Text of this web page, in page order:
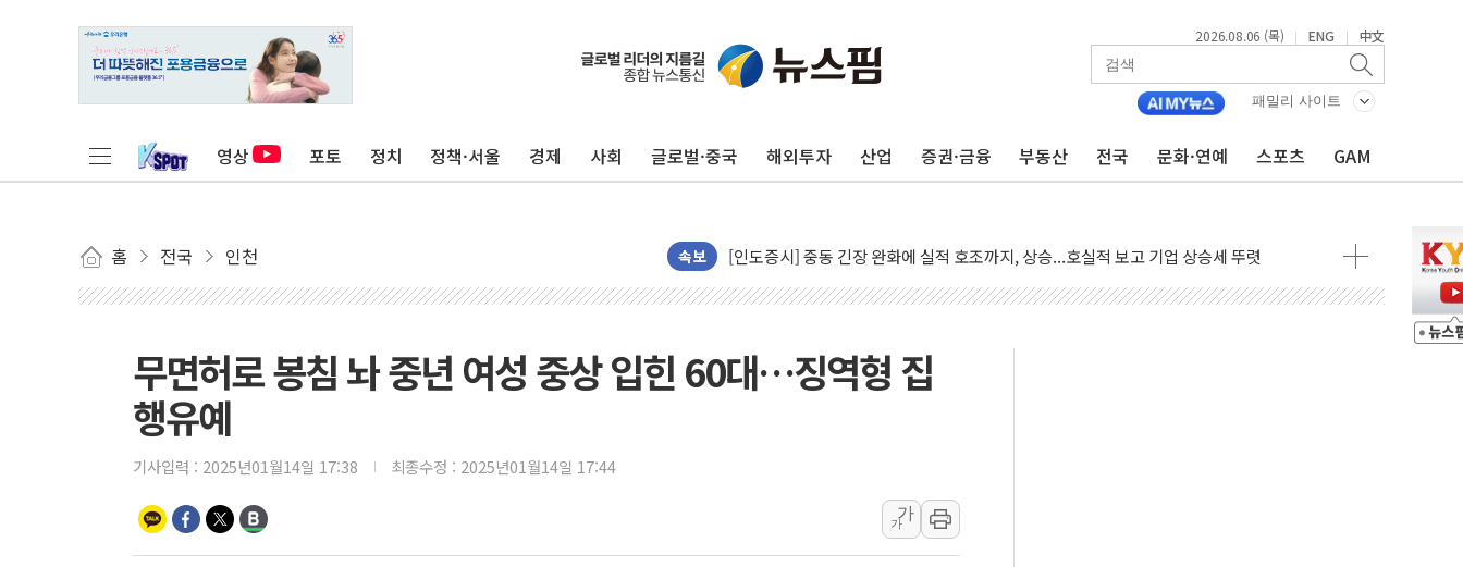
2026.08.06 (목) | ENG | 中文
패밀리 사이트
영상 포토 정치 정책·서울 경제 사회 글로벌·중국 해외투자 산업 증권·금융 부동산 전국 문화·연예 스포츠 GAM
홈 전국 인천 속보
뉴욕증시 개장 전 특징주...모더나·아이온큐·도어대시↑ VS 샌디스크·피그마·앱러빈↓
김정관 장관 "영업이익 N% 성과급 반대…상법·자본시장법 개정 논의"
청와대, 북한 단거리 탄도미사일 발사에 긴급 안보 점검회의
러, 1인칭시점 드론으로 우크라 민간인 '사파리' 공격… 시민들 공포감 극대화 전략
[베트남 증시] 지수 하락 속 'DGC' 임시 주총 기대감에 홀로 상한가…마진 잔액은 사상 최고
양주 섬유염색공장서 화재 1명 중상…대응 1단계 진압 중
김정관 산업부 장관 "주 52시간 손봐야, 경쟁상대 中과 비교해야"
동해해경, 독도 해상서 부유물 감긴 어선 구조
주한미군 "오산기지 누출, 백린 아닌 무해한 표면 부식 물질"
무면허로 봉침 놔 중년 여성 중상 입힌 60대…징역형 집
행유예
기사입력 : 2025년01월14일 17:38 최종수정 : 2025년01월14일 17:44
가
가